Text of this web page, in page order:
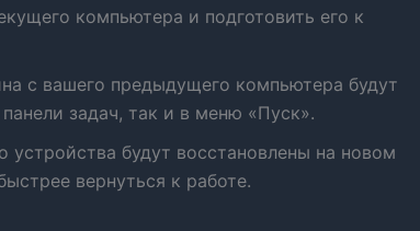
компьютера и подготовить его к
с вашего предыдущего компьютера будут
задач, так и в меню «Пуск».
будут восстановлены на новом
вернуться к работе.